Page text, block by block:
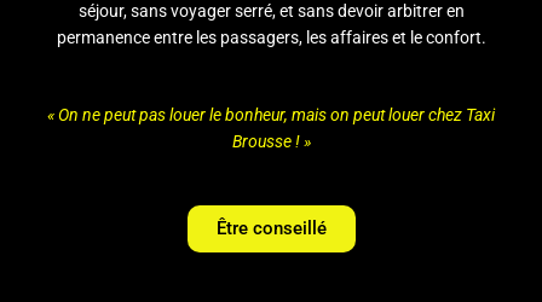
séjour, sans voyager serré, et sans devoir arbitrer en
permanence entre les passagers, les affaires et le confort.
« On ne peut pas louer le bonheur, mais on peut louer chez Taxi
Brousse ! »
Être conseillé